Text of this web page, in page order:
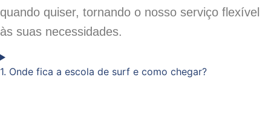
quando quiser, tornando o nosso serviço flexível
às suas necessidades.
1. Onde fica a escola de surf e como chegar?